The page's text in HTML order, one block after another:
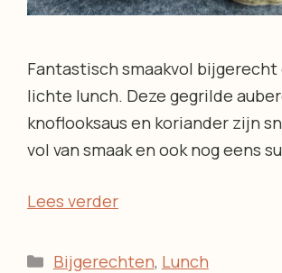
Fantastisch smaakvol
lichte lunch. Deze gegrilde
knoflooksaus en koriander zijn
vol van smaak en ook nog eens
Lees verder
Categorieën
Bijgerechten, Lunch